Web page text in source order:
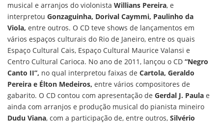
musical e arranjos do violonista Willians Pereira, e
interpretou Gonzaguinha, Dorival Caymmi, Paulinho da
Viola, entre outros. O CD teve shows de lançamentos em
vários espaços culturais do Rio de Janeiro, entre os quais
Espaço Cultural Cais, Espaço Cultural Maurice Valansi e
Centro Cultural Carioca. No ano de 2011, lançou o CD “Negro
Canto II”, no qual interpretou faixas de Cartola, Geraldo
Pereira e Élton Medeiros, entre vários compositores de
gabarito. O CD contou com apresentação de Gerdal J. Paula e
ainda com arranjos e produção musical do pianista mineiro
Dudu Viana, com a participação de, entre outros, Silvério